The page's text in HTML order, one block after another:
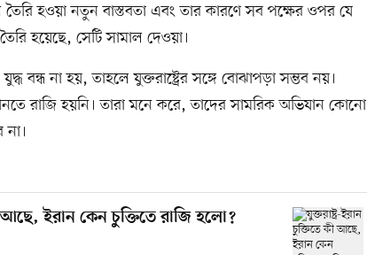
তৈরি হওয়া নতুন বাস্তবতা এবং তার কারণে সব পক্ষের ওপর যে
হয়েছে, সেটি সামাল দেওয়া।
বন্ধ না হয়, তাহলে যুক্তরাষ্ট্রের সঙ্গে বোঝাপড়া সম্ভব নয়।
রাজি হয়নি। তারা মনে করে, তাদের সামরিক অভিযান কোনো
আছে, ইরান কেন চুক্তিতে রাজি হলো?